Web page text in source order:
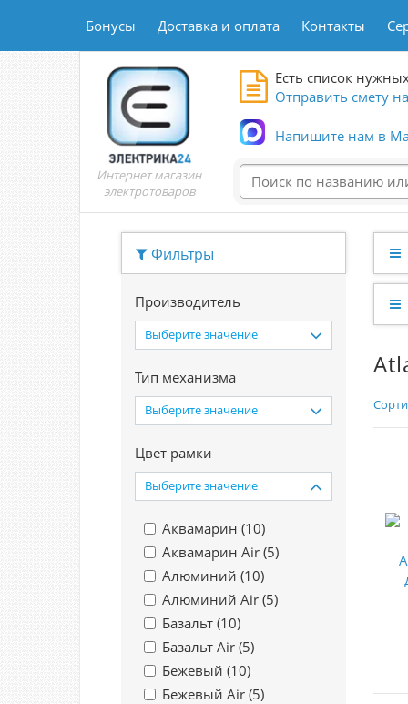
Бонусы Доставка и оплата Контакты
Интернет магазин
электротоваров
Есть список
Отправить смету
Напишите нам в
Фильтры
Производитель
Выберите значение
Тип механизма
Выберите значение
Цвет рамки
Выберите значение
Аквамарин (10)
Аквамарин Air (5)
Алюминий (10)
Алюминий Air (5)
Базальт (10)
Базальт Air (5)
Бежевый (10)
Бежевый Air (5)